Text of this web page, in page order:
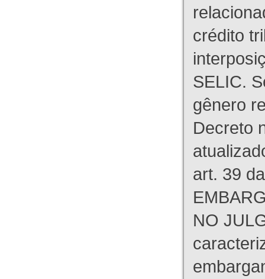
crédito
SELIC.
gênero
Decreto
art. 39
NO